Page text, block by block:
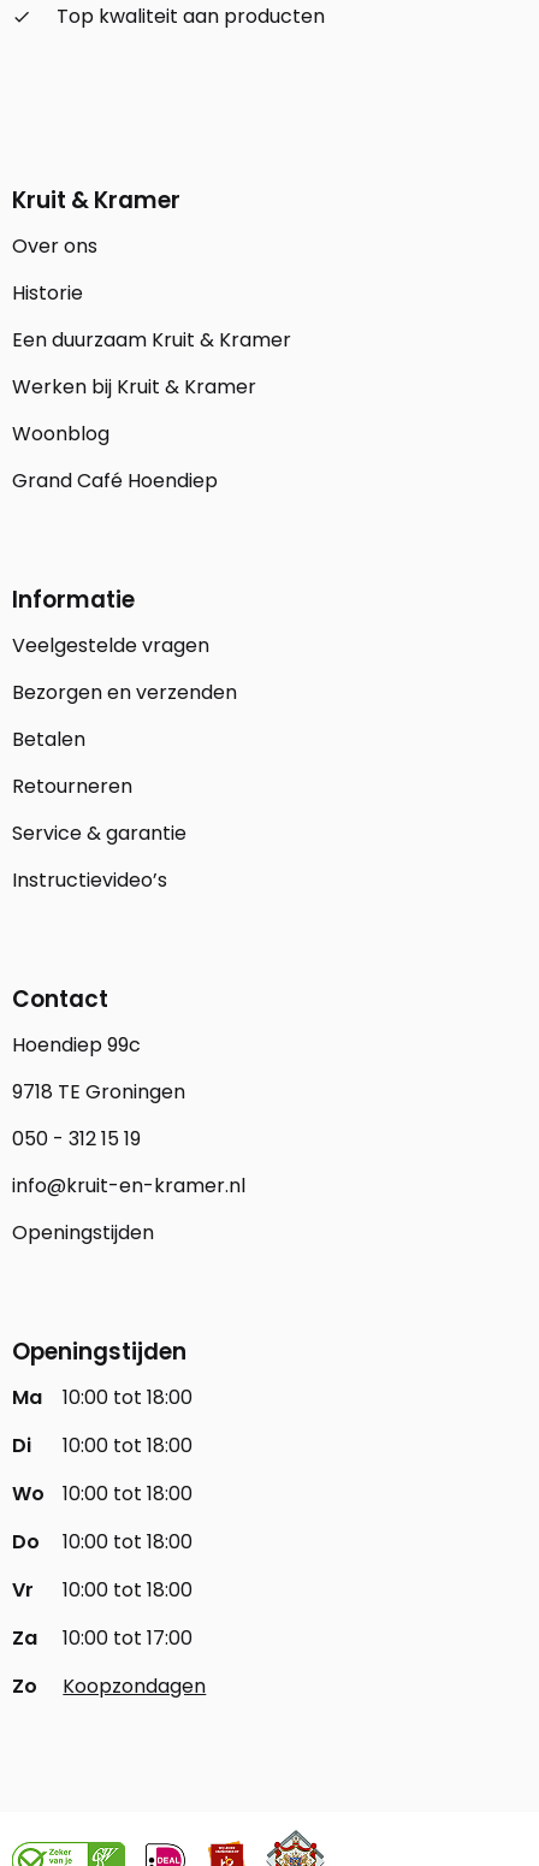
check_small
Top kwaliteit aan producten
Kruit & Kramer
Over ons
Historie
Een duurzaam Kruit & Kramer
Werken bij Kruit & Kramer
Woonblog
Grand Café Hoendiep
Informatie
Veelgestelde vragen
Bezorgen en verzenden
Betalen
Retourneren
Service & garantie
Instructievideo’s
Contact
Hoendiep 99c
9718 TE Groningen
050 - 312 15 19
info@kruit-en-kramer.nl
Openingstijden
Openingstijden
Ma
10:00 tot 18:00
Di
10:00 tot 18:00
Wo
10:00 tot 18:00
Do
10:00 tot 18:00
Vr
10:00 tot 18:00
Za
10:00 tot 17:00
Zo
Koopzondagen